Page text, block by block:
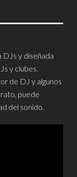
DJs y diseñada
y clubes.
de DJ y algunos
puede
del sonido.